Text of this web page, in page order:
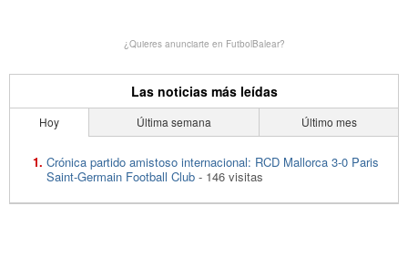
¿Quieres anunciarte en FutbolBalear?
Las noticias más leídas
Hoy Última semana Último mes
Crónica partido amistoso internacional: RCD Mallorca 3-0 Paris
Saint-Germain Football Club - 146 visitas